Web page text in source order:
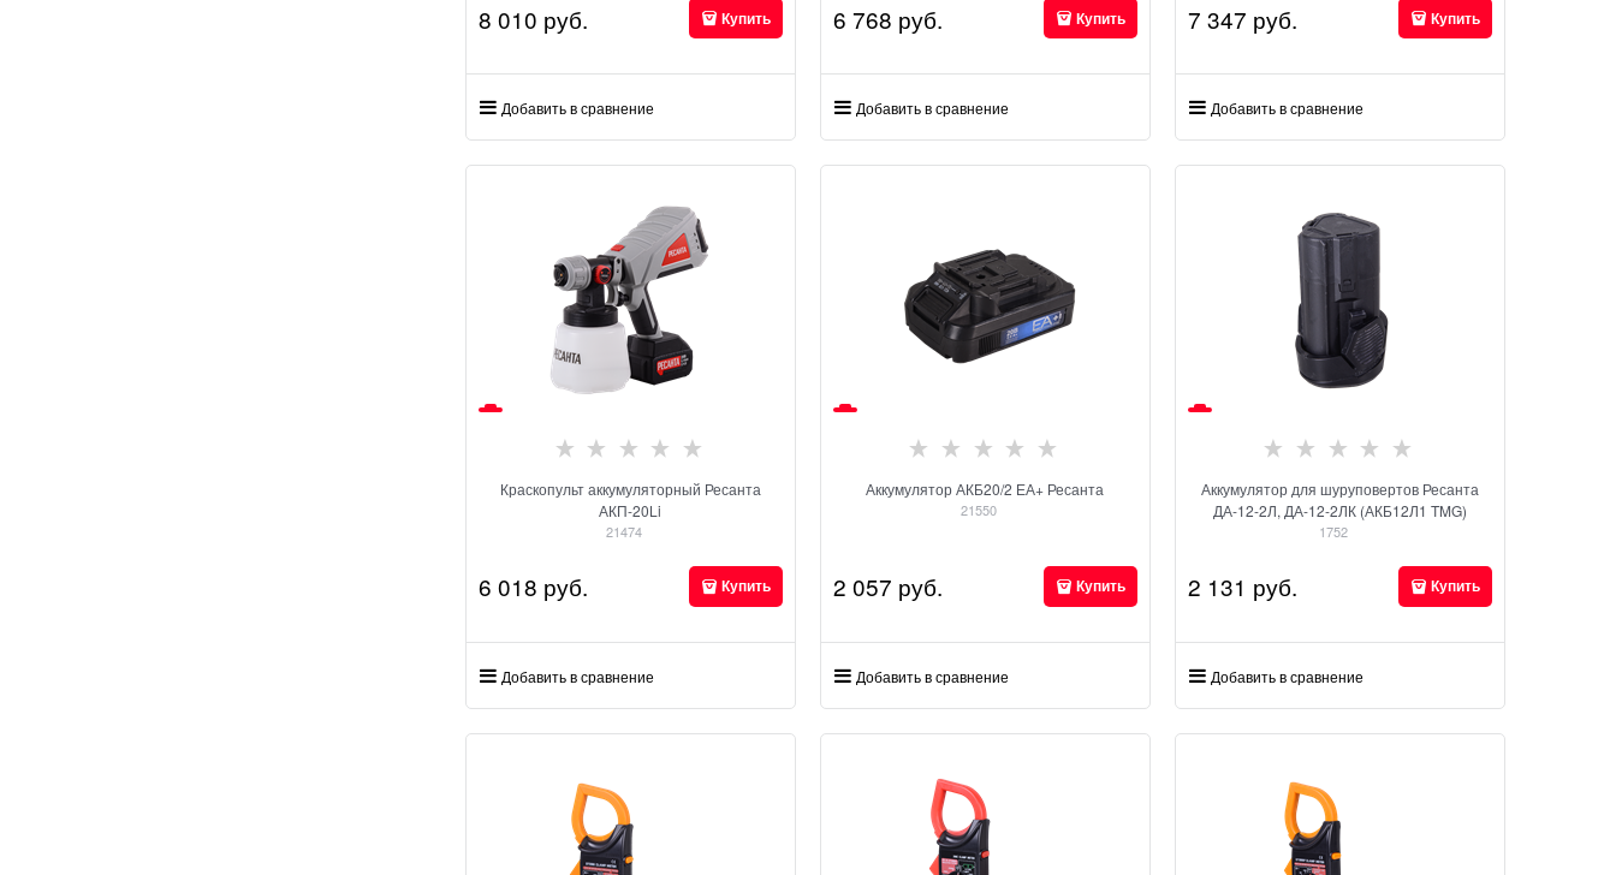
8 010 руб. Купить
Добавить в сравнение
6 768 руб. Купить
Добавить в сравнение
7 347 руб. Купить
Добавить в сравнение
Краскопульт аккумуляторный Ресанта
АКП-20Li
21474
6 018 руб. Купить
Добавить в сравнение
Аккумулятор АКБ20/2 ЕА+ Ресанта
21550
2 057 руб. Купить
Добавить в сравнение
Аккумулятор для шуруповертов Ресанта
ДА-12-2Л, ДА-12-2ЛК (АКБ12Л1 TMG)
1752
2 131 руб. Купить
Добавить в сравнение